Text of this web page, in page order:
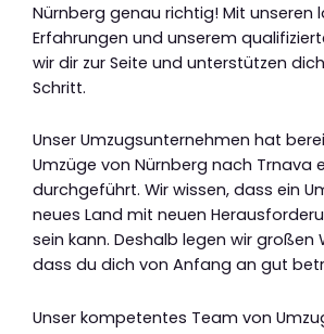
Nürnberg genau richtig! Mit unseren
Erfahrungen und unserem
wir dir zur Seite und unterstützen
Schritt.
Unser Umzugsunternehmen hat
Umzüge von Nürnberg nach Trnava
durchgeführt. Wir wissen, dass ein
neues Land mit neuen
sein kann. Deshalb legen wir großen
dass du dich von Anfang an gut
Unser kompetentes Team von